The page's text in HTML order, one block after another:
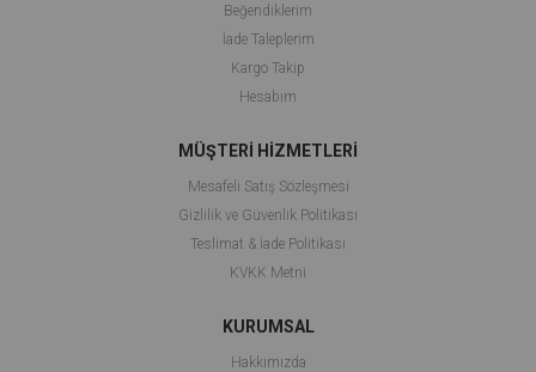
Beğendiklerim
İade Taleplerim
Kargo Takip
Hesabım
MÜŞTERİ HİZMETLERİ
Mesafeli Satış Sözleşmesi
Gizlilik ve Güvenlik Politikası
Teslimat & İade Politikası
KVKK Metni
KURUMSAL
Hakkımızda